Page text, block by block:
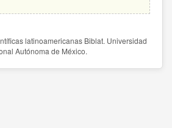
latinoamericanas Biblat. Universidad
Autónoma de México.